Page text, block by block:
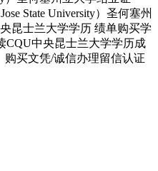
State University）圣何塞州
央昆士兰大学学历 绩单购买学
CQU中央昆士兰大学学历成
购买文凭/诚信办理留信认证